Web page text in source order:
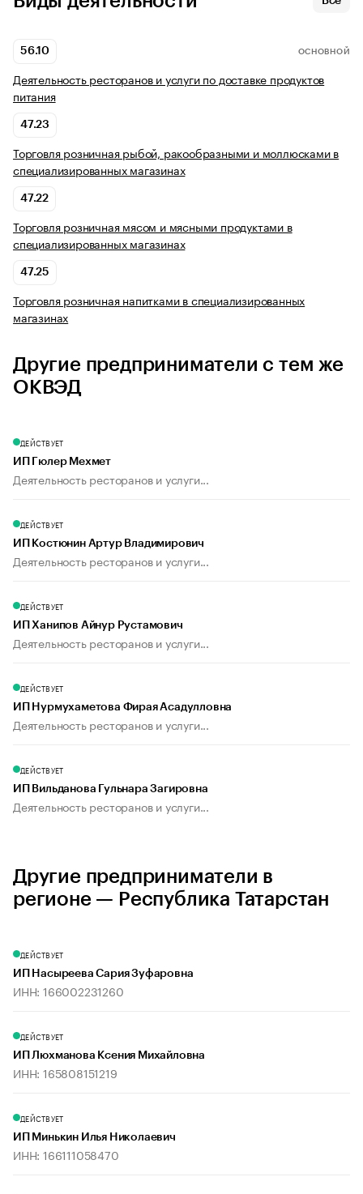
56.10 ОСНОВНОЙ
Деятельность ресторанов и услуги по доставке продуктов
питания
47.23
Торговля розничная рыбой, ракообразными и моллюсками в
специализированных магазинах
47.22
Торговля розничная мясом и мясными продуктами в
специализированных магазинах
47.25
Торговля розничная напитками в специализированных
магазинах
Другие предприниматели с тем же
ОКВЭД
ДЕЙСТВУЕТ
ИП Гюлер Мехмет
Деятельность ресторанов и услуги...
ДЕЙСТВУЕТ
ИП Костюнин Артур Владимирович
Деятельность ресторанов и услуги...
ДЕЙСТВУЕТ
ИП Ханипов Айнур Рустамович
Деятельность ресторанов и услуги...
ДЕЙСТВУЕТ
ИП Нурмухаметова Фирая Асадулловна
Деятельность ресторанов и услуги...
ДЕЙСТВУЕТ
ИП Вильданова Гульнара Загировна
Деятельность ресторанов и услуги...
Другие предприниматели в
регионе — Республика Татарстан
ДЕЙСТВУЕТ
ИП Насыреева Сария Зуфаровна
ИНН: 166002231260
ДЕЙСТВУЕТ
ИП Люхманова Ксения Михайловна
ИНН: 165808151219
ДЕЙСТВУЕТ
ИП Минькин Илья Николаевич
ИНН: 166111058470